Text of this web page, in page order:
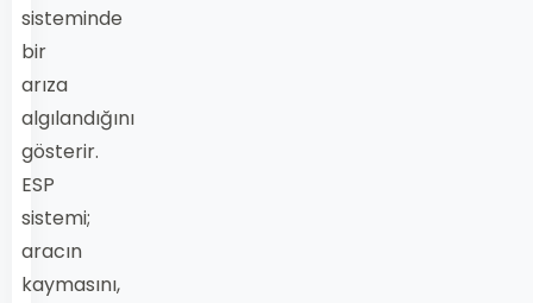
sisteminde
bir
arıza
algılandığını
gösterir.
ESP
sistemi;
aracın
kaymasını,